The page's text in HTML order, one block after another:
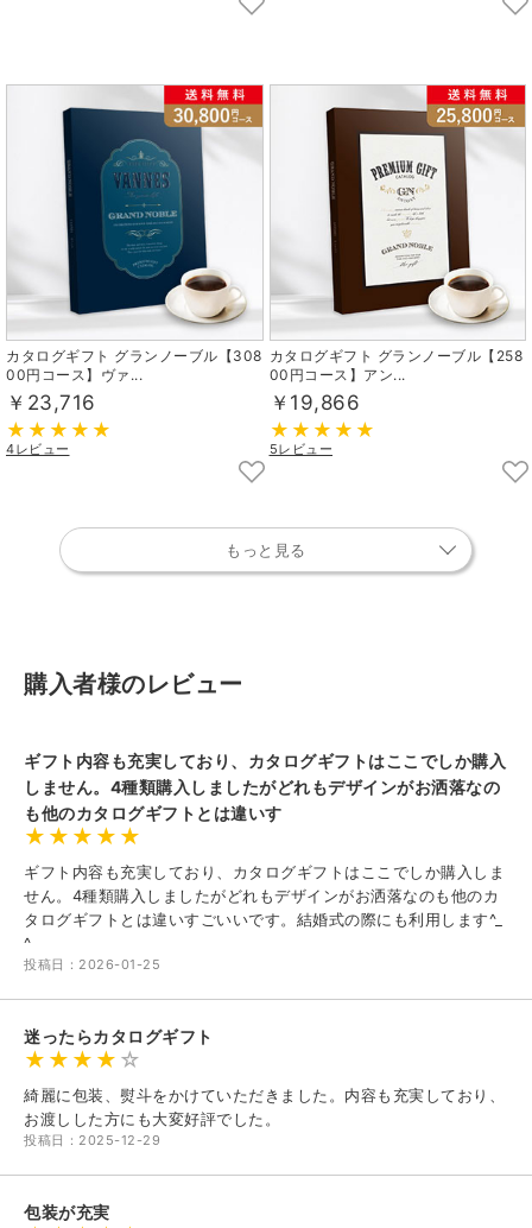
カタログギフト グランノーブル【308
00円コース】ヴァ...
￥23,716
4レビュー
カタログギフト グランノーブル【258
00円コース】アン...
￥19,866
5レビュー
もっと見る
購入者様のレビュー
ギフト内容も充実しており、カタログギフトはここでしか購入
しません。4種類購入しましたがどれもデザインがお洒落なの
も他のカタログギフトとは違いす
ギフト内容も充実しており、カタログギフトはここでしか購入しま
せん。4種類購入しましたがどれもデザインがお洒落なのも他のカ
タログギフトとは違いすごいいです。結婚式の際にも利用します^_
^
投稿日：2026-01-25
迷ったらカタログギフト
綺麗に包装、熨斗をかけていただきました。内容も充実しており、
お渡しした方にも大変好評でした。
投稿日：2025-12-29
包装が充実